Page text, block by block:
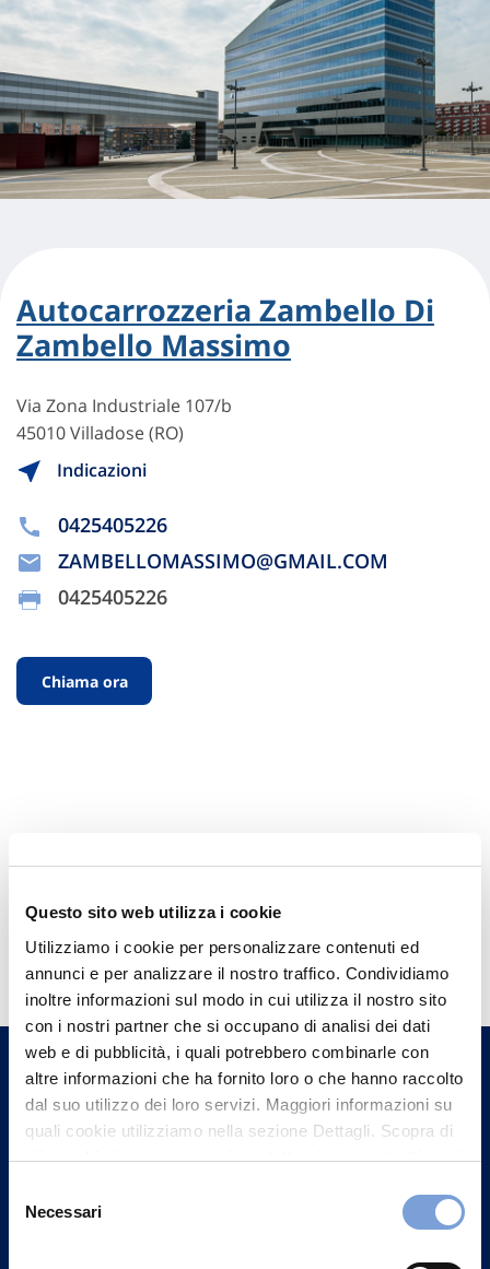
Questo sito web utilizza i cookie
Utilizziamo i cookie per personalizzare contenuti ed
annunci e per analizzare il nostro traffico. Condividiamo
inoltre informazioni sul modo in cui utilizza il nostro sito
con i nostri partner che si occupano di analisi dei dati
web e di pubblicità, i quali potrebbero combinarle con
altre informazioni che ha fornito loro o che hanno raccolto
dal suo utilizzo dei loro servizi. Maggiori informazioni su
quali cookie utilizziamo nella sezione Dettagli. Scopra di
più su chi siamo, come può contattarci e come trattiamo i
può trovare nel footer del sito nella sezione "Informativa
delNecessari
Autocarrozzeria Zambello Di
Zambello Massimo
Via Zona Industriale 107/b
45010 Villadose (RO)
Indicazioni
0425405226
ZAMBELLOMASSIMO@GMAIL.COM
0425405226
Chiama ora
Hai bisogno di
informazioni?
Trova l'Agenzia più vicina a te e parla con
un nostro Agente.
Contattaci